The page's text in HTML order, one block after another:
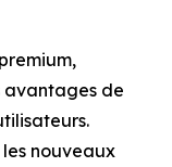
avantages de
nouveaux